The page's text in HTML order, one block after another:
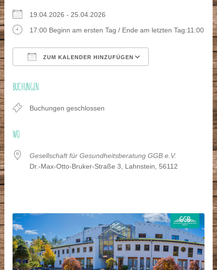
19.04.2026 - 25.04.2026
17:00 Beginn am ersten Tag / Ende am letzten Tag:11:00
ZUM KALENDER HINZUFÜGEN
BUCHUNGEN
Buchungen geschlossen
WO
Gesellschaft für Gesundheitsberatung GGB e.V.
Dr.-Max-Otto-Bruker-Straße 3, Lahnstein, 56112